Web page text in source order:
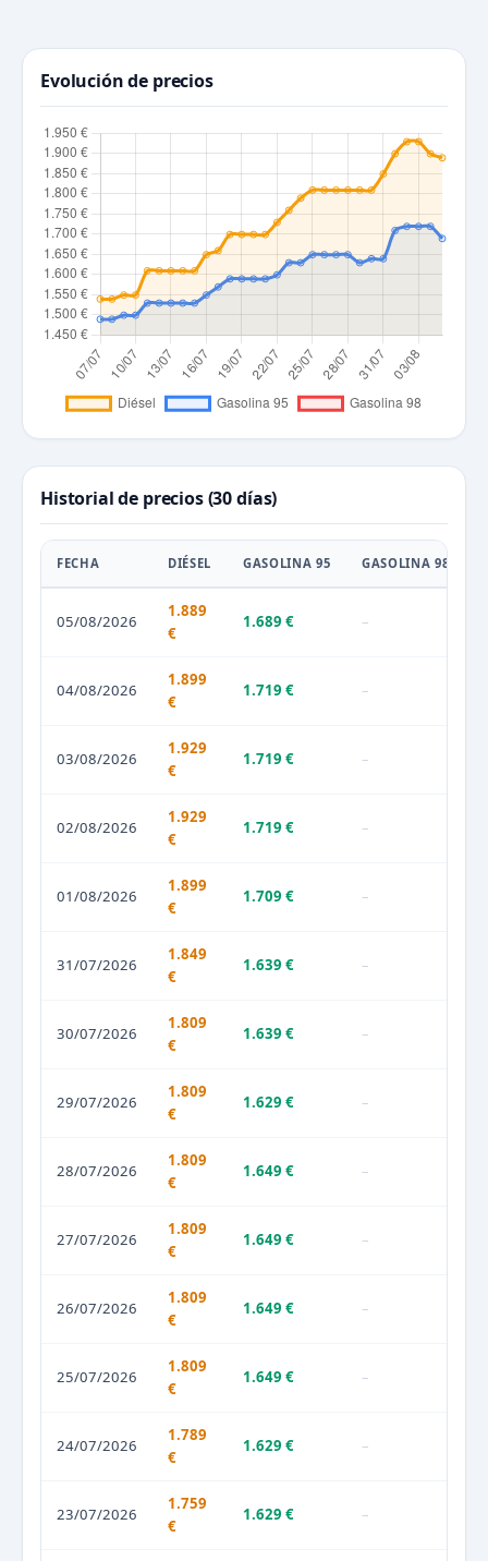
Evolución de precios
Historial de precios (30 días)
FECHA DIÉSEL GASOLINA 95 GASOLINA 98
05/08/2026
1.889
€
1.689 € –
04/08/2026
1.899
€
1.719 € –
03/08/2026
1.929
€
1.719 € –
02/08/2026
1.929
€
1.719 € –
01/08/2026
1.899
€
1.709 € –
31/07/2026
1.849
€
1.639 € –
30/07/2026
1.809
€
1.639 € –
29/07/2026
1.809
€
1.629 € –
28/07/2026
1.809
€
1.649 € –
27/07/2026
1.809
€
1.649 € –
26/07/2026
1.809
€
1.649 € –
25/07/2026
1.809
€
1.649 € –
24/07/2026
1.789
€
1.629 € –
23/07/2026
1.759
€
1.629 € –